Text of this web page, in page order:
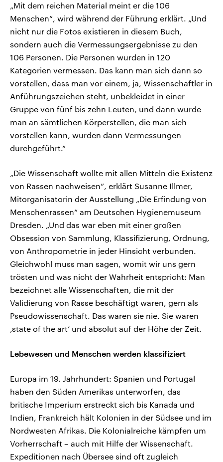
„Mit dem reichen Material meint er die 106
Menschen“, wird während der Führung erklärt. „Und
nicht nur die Fotos existieren in diesem Buch,
sondern auch die Vermessungsergebnisse zu den
106 Personen. Die Personen wurden in 120
Kategorien vermessen. Das kann man sich dann so
vorstellen, dass man vor einem, ja, Wissenschaftler in
Anführungszeichen steht, unbekleidet in einer
Gruppe von fünf bis zehn Leuten, und dann wurde
man an sämtlichen Körperstellen, die man sich
vorstellen kann, wurden dann Vermessungen
durchgeführt.“
„Die Wissenschaft wollte mit allen Mitteln die Existenz
von Rassen nachweisen“, erklärt Susanne Illmer,
Mitorganisatorin der Ausstellung „Die Erfindung von
Menschenrassen“ am Deutschen Hygienemuseum
Dresden. „Und das war eben mit einer großen
Obsession von Sammlung, Klassifizierung, Ordnung,
von Anthropometrie in jeder Hinsicht verbunden.
Gleichwohl muss man sagen, womit wir uns gern
trösten und was nicht der Wahrheit entspricht: Man
bezeichnet alle Wissenschaften, die mit der
Validierung von Rasse beschäftigt waren, gern als
Pseudowissenschaft. Das waren sie nie. Sie waren
‚state of the art‘ und absolut auf der Höhe der Zeit.
Lebewesen und Menschen werden klassifiziert
Europa im 19. Jahrhundert: Spanien und Portugal
haben den Süden Amerikas unterworfen, das
britische Imperium erstreckt sich bis Kanada und
Indien, Frankreich hält Kolonien in der Südsee und im
Nordwesten Afrikas. Die Kolonialreiche kämpfen um
Vorherrschaft – auch mit Hilfe der Wissenschaft.
Expeditionen nach Übersee sind oft zugleich